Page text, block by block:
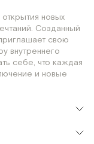
новых
Созданный
свою
внутреннего
себе, что каждая
и новые
OS